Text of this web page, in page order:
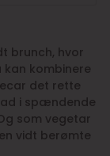
brunch, hvor
kombinere
det rette
i spændende
som vegetar
vidt berømte